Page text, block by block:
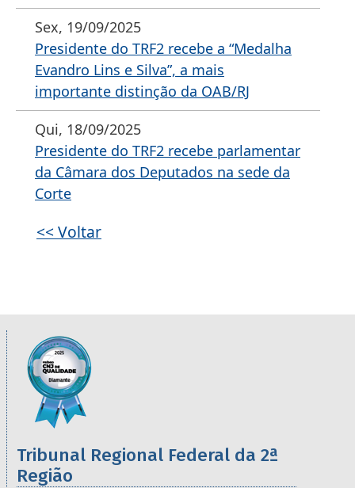
Sex, 19/09/2025
Presidente do TRF2 recebe a “Medalha
Evandro Lins e Silva”, a mais
importante distinção da OAB/RJ
Qui, 18/09/2025
Presidente do TRF2 recebe parlamentar
da Câmara dos Deputados na sede da
Corte
<< Voltar
Informações úteis sobre os órgãos da 2ª
Imagem
Tribunal Regional Federal da 2ª
Região